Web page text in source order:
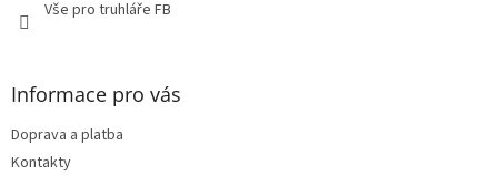
Vše pro truhláře FB
Informace pro vás
Doprava a platba
Kontakty